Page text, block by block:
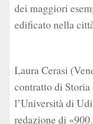
dei maggiori
edificato nella
Laura Cerasi
contratto di Storia
l’Università di
redazione di